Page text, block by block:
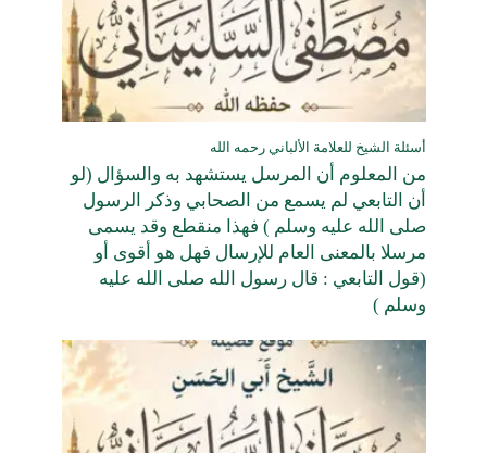
أسئلة الشيخ للعلامة الألباني رحمه الله
من المعلوم أن المرسل يستشهد به والسؤال (لو
أن التابعي لم يسمع من الصحابي وذكر الرسول
صلى الله عليه وسلم ) فهذا منقطع وقد يسمى
مرسلا بالمعنى العام للإرسال فهل هو أقوى أو
(قول التابعي : قال رسول الله صلى الله عليه
وسلم )